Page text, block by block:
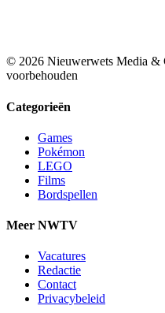
© 2026 Nieuwerwets Media &
voorbehouden
Categorieën
Games
Pokémon
LEGO
Films
Bordspellen
Meer NWTV
Vacatures
Redactie
Contact
Privacybeleid